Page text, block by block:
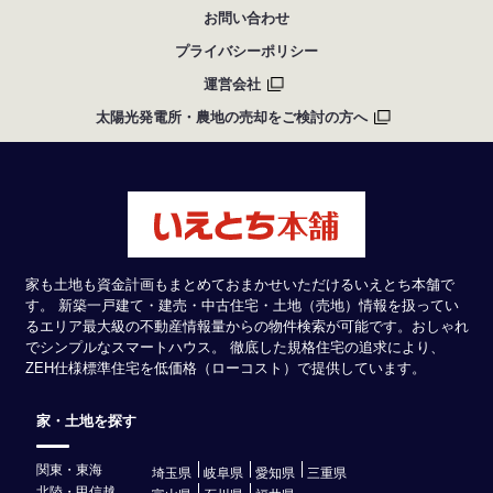
お問い合わせ
プライバシーポリシー
運営会社
太陽光発電所・農地の売却をご検討の方へ
家も土地も資金計画もまとめておまかせいただけるいえとち本舗で
す。 新築一戸建て・建売・中古住宅・土地（売地）情報を扱ってい
るエリア最大級の不動産情報量からの物件検索が可能です。おしゃれ
でシンプルなスマートハウス。 徹底した規格住宅の追求により、
ZEH仕様標準住宅を低価格（ローコスト）で提供しています。
家・土地を探す
関東・東海 埼玉県 岐阜県 愛知県
三重県